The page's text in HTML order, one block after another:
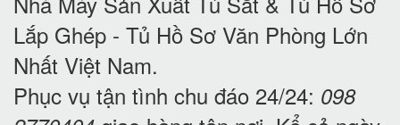
Lắp Ghép - Tủ Hồ Sơ Văn Phòng Lớn
Nhất Việt Nam.
Phục vụ tận tình chu đáo 24/24: 098